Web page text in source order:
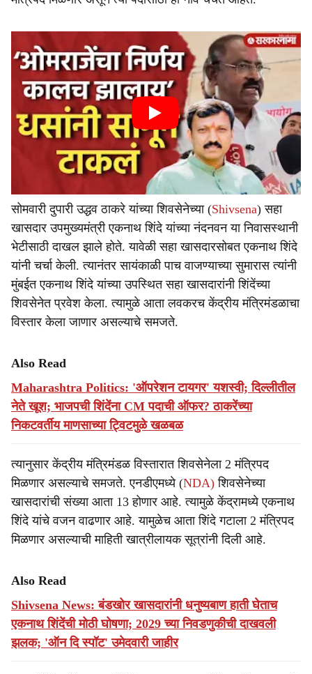
सोमवारी दुपारी उद्धव ठाकरे यांच्या शिवसेनेच्या (Shivsena) सहा
खासदार उपमुख्यमंत्री एकनाथ शिंदे यांच्या नंदनवन या निवासस्थानी
भेटीसाठी दाखल झाले होते. यावेळी सहा खासदारसोबत एकनाथ शिंदे
यांनी चर्चा केली. त्यानंतर सायंकाळी पाच वाजण्याच्या सुमारास त्यांनी
मुंबईत एकनाथ शिंदे यांच्या उपस्थित सहा खासदारांनी शिंदेंच्या
शिवसेनेत प्रवेश केला. त्यामुळे आता लवकरच केंद्रीय मंत्रिमंडळाचा
विस्तार केला जाणार असल्याचे समजते.
Also Read
Maharashtra Politics: 'ऑपरेशन टायगर' यशस्वी; दिल्लीतील
नेते खूश; भाजपची शिंदेंना CM पदाची ऑफर? ठाकरेंच्या
निकटवर्तीय माणसाच्या ट्विटमुळे खळबळ
त्यानुसार केंद्रीय मंत्रिमंडळ विस्तारात शिवसेनेला 2 मंत्रिपद
मिळणार असल्याचे समजते. एनडीएमध्ये (NDA) शिवसेनेच्या
खासदारांची संख्या आता 13 होणार आहे. त्यामुळे केंद्रामध्ये एकनाथ
शिंदे यांचे वजन वाढणार आहे. यामुळेच आता शिंदे गटाला 2 मंत्रिपद
मिळणार असल्याची माहिती खात्रीलायक सूत्रांनी दिली आहे.
Also Read
Shivsena News: बंडखोर खासदारांनी धनुष्यबाण हाती घेताच
एकनाथ शिंदेंची मोठी घोषणा; 2029 च्या निवडणुकीची दाखवली
झलक; 'ऑन दि स्पॉट' उमेदवारी जाहीर